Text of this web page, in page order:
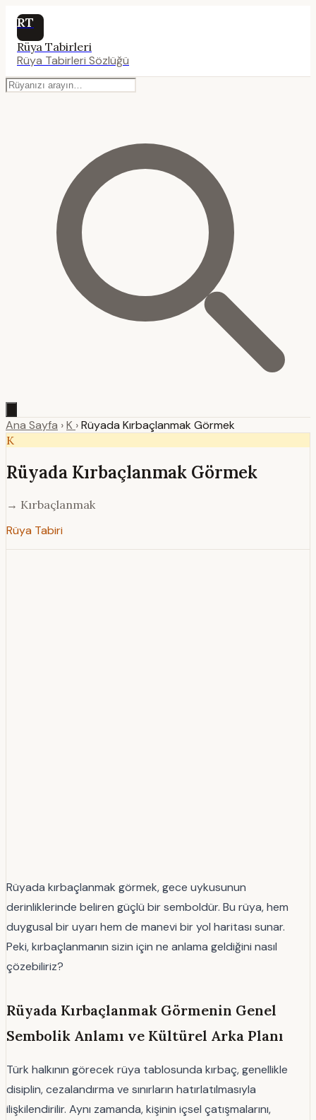
RT
Rüya Tabirleri
Rüya Tabirleri Sözlüğü
Ana Sayfa ›K ›Rüyada Kırbaçlanmak Görmek
K
Rüyada Kırbaçlanmak Görmek
→ Kırbaçlanmak
Rüya Tabiri
Rüyada kırbaçlanmak görmek, gece uykusunun
derinliklerinde beliren güçlü bir semboldür. Bu rüya, hem
duygusal bir uyarı hem de manevi bir yol haritası sunar.
Peki, kırbaçlanmanın sizin için ne anlama geldiğini nasıl
çözebiliriz?
Rüyada Kırbaçlanmak Görmenin Genel
Sembolik Anlamı ve Kültürel Arka Planı
Türk halkının görecek rüya tablosunda kırbaç, genellikle
disiplin, cezalandırma ve sınırların hatırlatılmasıyla
ilişkilendirilir. Aynı zamanda, kişinin içsel çatışmalarını,